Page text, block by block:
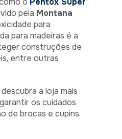
pela Montana
para
para madeiras é a
construções de
entre outras
a loja mais
os cuidados
de brocas e cupins.